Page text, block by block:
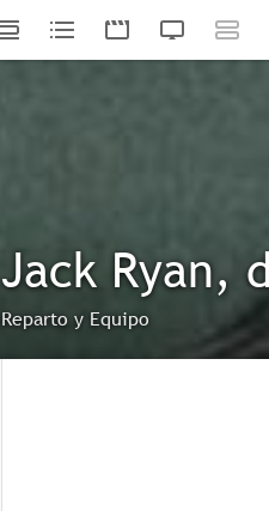
Jack Ryan,
Reparto y Equipo